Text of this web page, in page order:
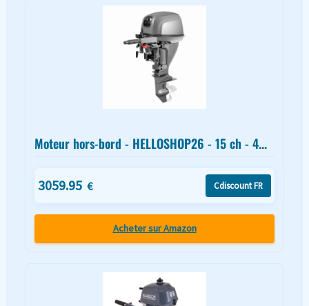
Moteur hors-bord - HELLOSHOP26 - 15 ch - 4...
3059.95 € Cdiscount FR
Acheter sur Amazon